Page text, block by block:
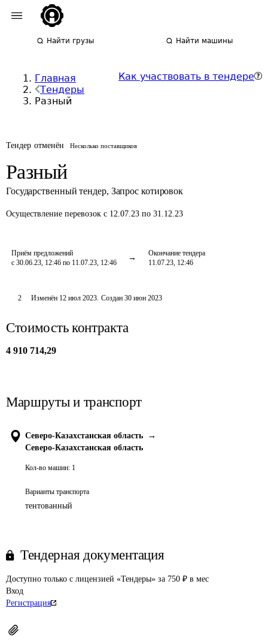
Найти грузы Найти машины
Главная
Тендеры
Разный
Как участвовать в тендере
Тендер отменён Несколько поставщиков
Разный
Государственный тендер, Запрос котировок
Осуществление перевозок с 12.07.23 по 31.12.23
Приём предложений
с 30.06.23, 12:46 по 11.07.23, 12:46
Окончание тендера
11.07.23, 12:46
2 Изменён 12 июл 2023. Создан 30 июн 2023
Стоимость контракта
4 910 714,29
Маршруты и транспорт
Северо-Казахстанская область
→
Северо-Казахстанская область
Кол-во машин: 1
Варианты транспорта
тентованный
Тендерная документация
Доступно только с лицензией «Тендеры» за 750 ₽ в мес
Вход
Регистрация